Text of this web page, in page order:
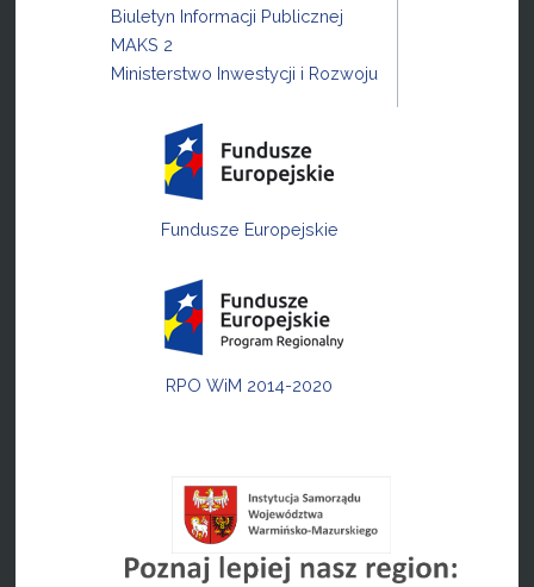
Biuletyn Informacji Publicznej
MAKS 2
Ministerstwo Inwestycji i Rozwoju
Fundusze Europejskie
RPO WiM 2014-2020